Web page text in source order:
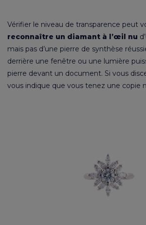
Vérifier le niveau de transparence peut
reconnaître un diamant à l’œil nu
mais pas d’une pierre de synthèse
derrière une fenêtre ou une lumière
pierre devant un document. Si vous
vous indique que vous tenez une copie